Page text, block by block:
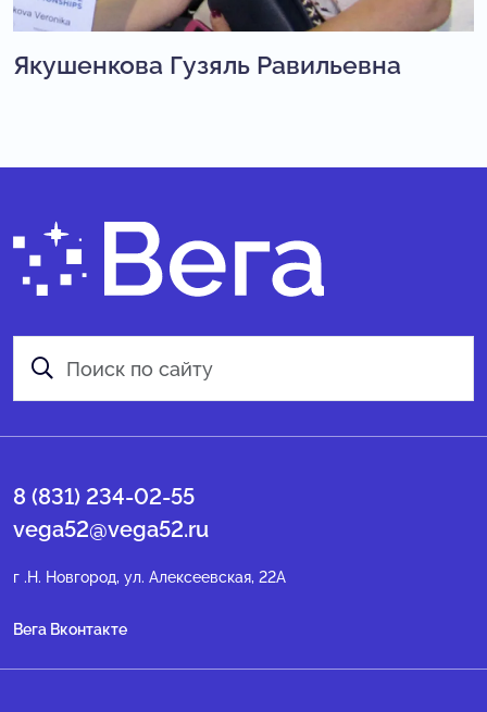
Якушенкова Гузяль Равильевна
8 (831) 234-02-55
vega52@vega52.ru
г .Н. Новгород, ул. Алексеевская, 22А
Вега Вконтакте